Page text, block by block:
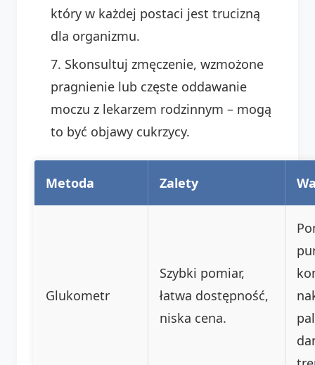
który w każdej postaci jest trucizną
dla organizmu.
Skonsultuj zmęczenie, wzmożone
pragnienie lub częste oddawanie
moczu z lekarzem rodzinnym – mogą
to być objawy cukrzycy.
Metoda Zalety
Glukometr
Szybki pomiar,
łatwa dostępność,
niska cena.